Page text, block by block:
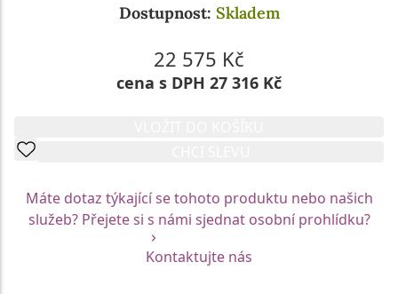
Dostupnost: Skladem
22 575 Kč
cena s DPH 27 316 Kč
Máte dotaz týkající se tohoto produktu nebo našich
služeb? Přejete si s námi sjednat osobní prohlídku?
Kontaktujte nás